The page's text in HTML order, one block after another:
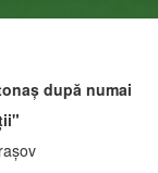
după numai